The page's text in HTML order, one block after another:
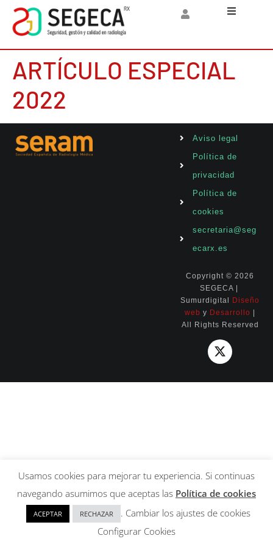
SEGECA
Documentos
Artículos de
Noticias
Jornadas
Eventos
Contacto
ARTÍCULO ESPECIAL
2022
Aviso legal
Política de
privacidad
Política de
cookies
secretaria@seg
ecarx.es
Copyright © 2026
SEGECA |
Sumurdigital Diseño
web y Desarrollo |
All Rights Reserved
Usamos cookies para mejorar tu experiencia. Si continuas
navegando asumimos que aceptas las Política de cookies
ACEPTAR RECHAZAR
. Cambiar los ajustes de cookies
Configurar Cookies